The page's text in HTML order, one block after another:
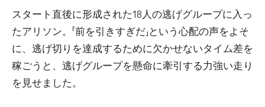
スタート直後に形成された18人の逃げグループに入っ
たアリソン。「前を引きすぎだ」という心配の声をよそ
に、逃げ切りを達成するために欠かせないタイム差を
稼ごうと、逃げグループを懸命に牽引する力強い走り
を見せました。